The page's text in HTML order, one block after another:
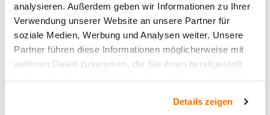
analysieren. Außerdem geben wir Informationen zu Ihrer
Verwendung unserer Website an unsere Partner für
soziale Medien, Werbung und Analysen weiter. Unsere
Partner führen diese Informationen möglicherweise mit
weiteren Daten zusammen, die Sie ihnen bereitgestellt
Details zeigen